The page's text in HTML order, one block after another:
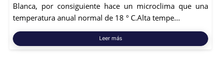
Blanca, por consiguiente hace un microclima que una
temperatura anual normal de 18 ° C.Alta tempe...
Leer más